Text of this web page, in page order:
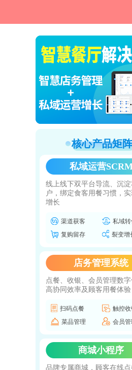
核心产品矩阵
私域运营
线上线下双平台导流、沉
户，绑定食客用餐习惯，
增长
渠道获客
私域
复购留存
裂变增
店务管理系统
点餐、收银、会员管理数
高协同效率及顾客用餐体验
扫码点餐
触控收
菜品管理
会员管
商城小程序
品牌专属商城，顾客在线